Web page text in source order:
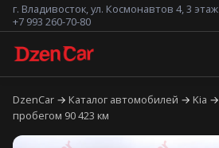
г. Владивосток, ул. Космонавтов 4, 3 этаж
+7 993 260-70-80
DzenCar Каталог автомобилей Kia
пробегом 90 423 км